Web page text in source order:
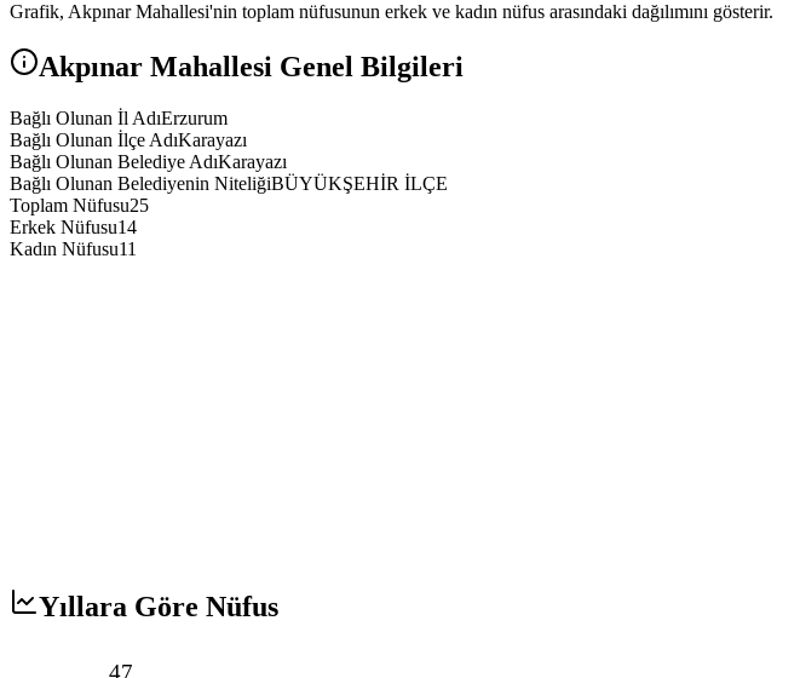
Grafik, AkpınarMahallesi'nin toplam nüfusunun erkek ve kadın nüfus arasındaki dağılımını gösterir.
Akpınar Mahallesi Genel Bilgileri
Bağlı Olunan İl AdıErzurum
Bağlı Olunan İlçe AdıKarayazı
Bağlı Olunan Belediye AdıKarayazı
Bağlı Olunan Belediyenin NiteliğiBÜYÜKŞEHİR İLÇE
Toplam Nüfusu25
Erkek Nüfusu14
Kadın Nüfusu11
Yıllara Göre Nüfus
47